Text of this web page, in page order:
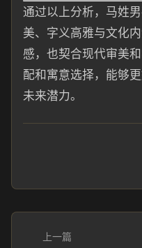
通过以上分析，马姓
美、字义高雅与文化
感，也契合现代审美
配和寓意选择，能够
未来潜力。
上一篇